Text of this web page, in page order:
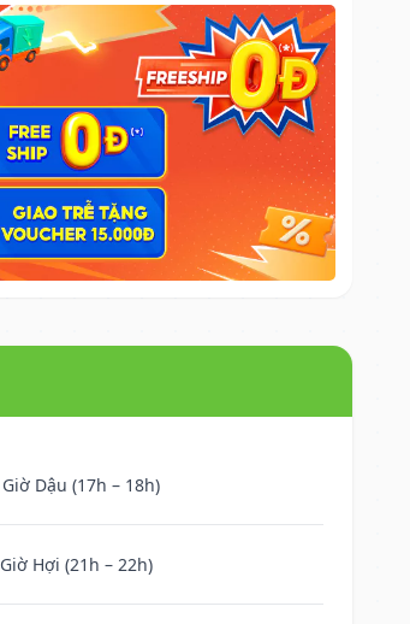
Giờ Dậu (17h – 18h)
Giờ Hợi (21h – 22h)